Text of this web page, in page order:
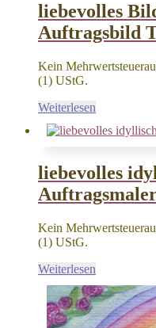
liebevolles
Auftragsbild
Kein
(1) UStG.
Weiterlesen
liebevolles
Kein
(1) UStG.
Weiterlesen